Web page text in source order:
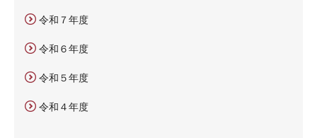
令和７年度
令和６年度
令和５年度
令和４年度